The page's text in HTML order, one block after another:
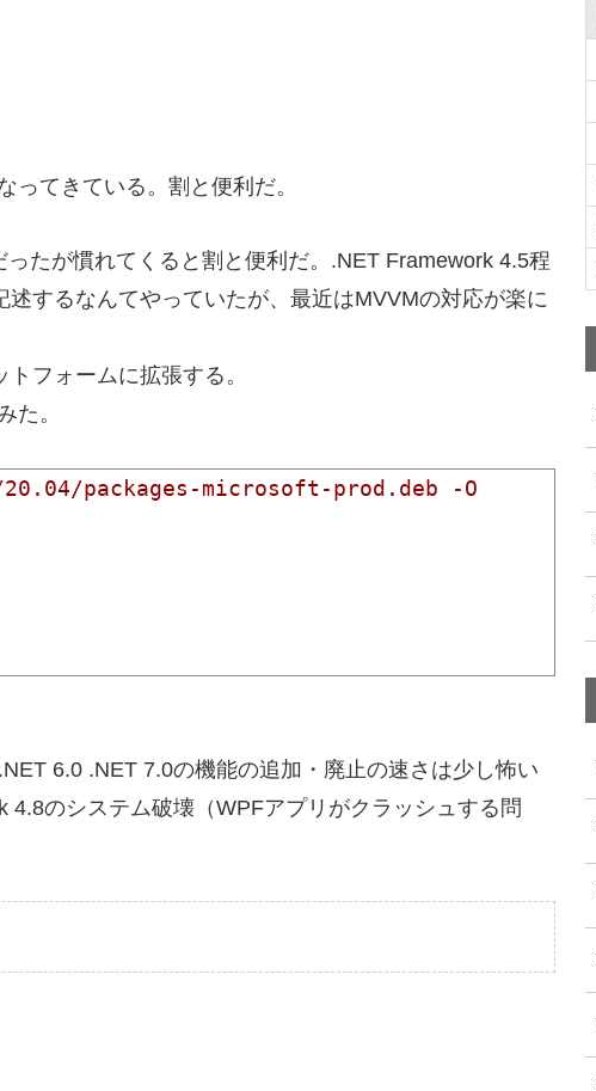
てきている。割と便利だ。
たが慣れてくると割と便利だ。.NET Framework 4.5程
するなんてやっていたが、最近はMVVMの対応が楽に
フォームに拡張する。
た。
packages-microsoft-prod.deb -O
6.0 .NET 7.0の機能の追加・廃止の速さは少し怖い
4.8のシステム破壊（WPFアプリがクラッシュする問